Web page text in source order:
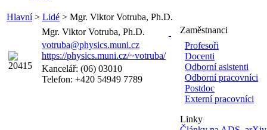
Hlavní> Lidé > Mgr. Viktor Votruba, Ph.D.
Zaměstnanci
Profesoři
Docenti
Odborní asistenti
Odborní pracovníci
Postdoc
Externí pracovníci
Linky
Mgr. Viktor Votruba, Ph.D.
votruba@physics.muni.cz
https://physics.muni.cz/~votruba/
Kancelář: (06) 03010
Telefon: +420 54949 7789